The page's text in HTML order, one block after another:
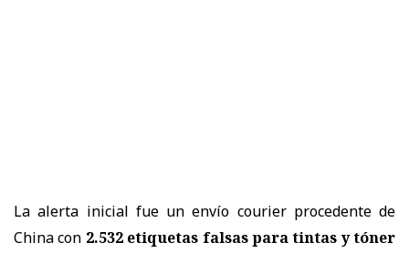
La alerta inicial fue un envío courier procedente de
China con 2.532 etiquetas falsas para tintas y tóner